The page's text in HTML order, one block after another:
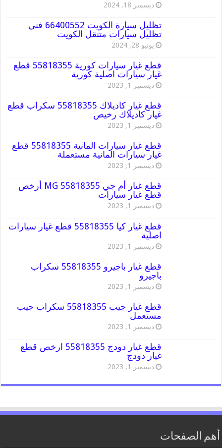
ديسمبر 18, 2024
تظليل سيارة الكويت 66400552 فني
تظليل سيارات متنقل الكويت
يونيو 28, 2024
قطع غيار سيارات كورية 55818355 قطع
غيار سيارات اصلية كورية
ديسمبر 1, 2023
قطع غيار كاديلاك 55818355 سكراب قطع
غيار كاديلاك رخيص
ديسمبر 1, 2023
قطع غيار سيارات المانية 55818355 قطع
غيار سيارات المانية مستعملة
ديسمبر 1, 2023
قطع غيار أم جي MG 55818355 أرخص
قطع غيار سيارات
ديسمبر 1, 2023
قطع غيار كيا 55818355 قطع غيار سيارات
اصلية
ديسمبر 1, 2023
قطع غيار باجيرو 55818355 سكراب
باجيرو
ديسمبر 1, 2023
قطع غيار جيب 55818355 سكراب جيب
مستعمل
ديسمبر 1, 2023
قطع غيار دودج 55818355 ارخص قطع
غيار دودج
ديسمبر 1, 2023
أهم الصفحات